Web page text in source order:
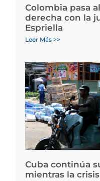
Colombia pasa
derecha con la
Espriella
Leer Más >>
Cuba continúa
mientras la